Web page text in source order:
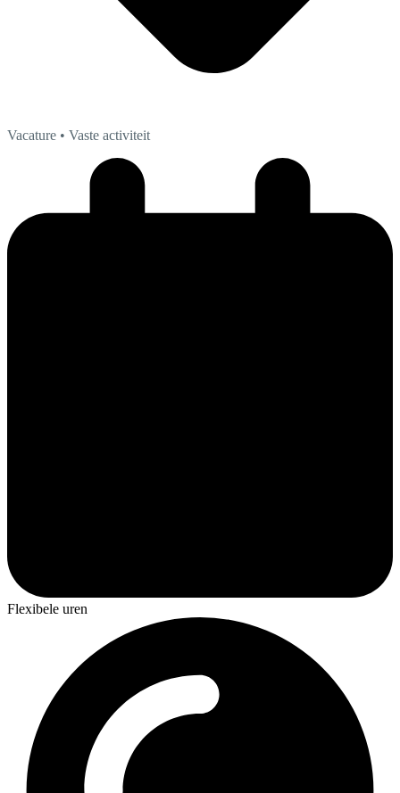
Vacature • Vaste activiteit
Flexibele uren